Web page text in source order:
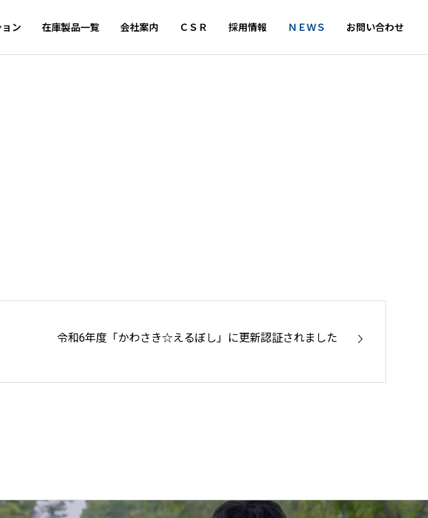
ン 在庫製品一覧 会社案内 ＣＳＲ 採用情報 ＮＥＷＳ お問い合わせ
令和6年度「かわさき☆えるぼし」に更新認証されました